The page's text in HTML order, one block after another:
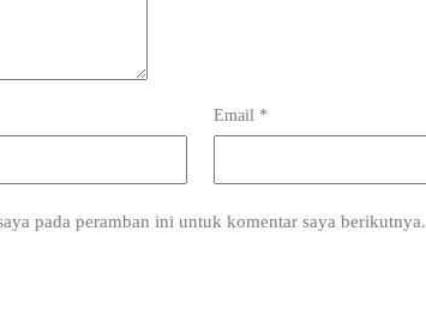
Email *
pada peramban ini untuk komentar saya berikutnya.